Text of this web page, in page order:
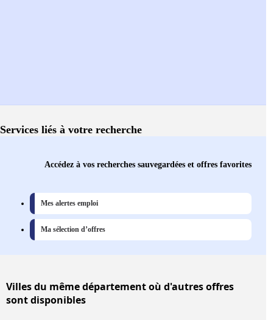
Services liés à votre recherche
Accédez à vos recherches sauvegardées et offres favorites
Mes alertes emploi
Ma sélection d’offres
Villesdu même département où d'autres offres
sont disponibles